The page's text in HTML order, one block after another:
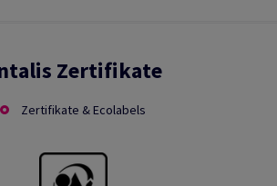
Zertifikate
Zertifikate & Ecolabels